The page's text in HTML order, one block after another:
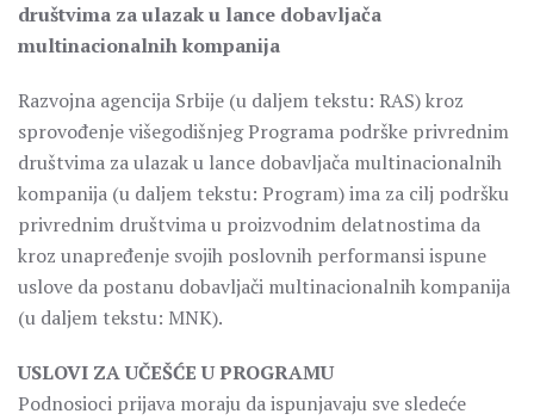
društvima za ulazak u lance dobavljača
multinacionalnih kompanija
Razvojna agencija Srbije (u daljem tekstu: RAS) kroz
sprovođenje višegodišnjeg Programa podrške privrednim
društvima za ulazak u lance dobavljača multinacionalnih
kompanija (u daljem tekstu: Program) ima za cilj podršku
privrednim društvima u proizvodnim delatnostima da
kroz unapređenje svojih poslovnih performansi ispune
uslove da postanu dobavljači multinacionalnih kompanija
(u daljem tekstu: MNK).
USLOVI ZA UČEŠĆE U PROGRAMU
Podnosioci prijava moraju da ispunjavaju sve sledeće